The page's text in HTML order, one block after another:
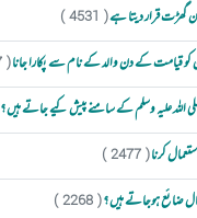
گھڑت قرار دیتا ہے( 4531 )
قیامت کے دن والد کے نام سے پکارا جانا( 1867 )
اللہ علیہ وسلم کے سامنے پیش کیے جاتے ہیں ؟
کرنا( 2477 )
ضائع ہوجاتے ہیں ؟( 2268 )